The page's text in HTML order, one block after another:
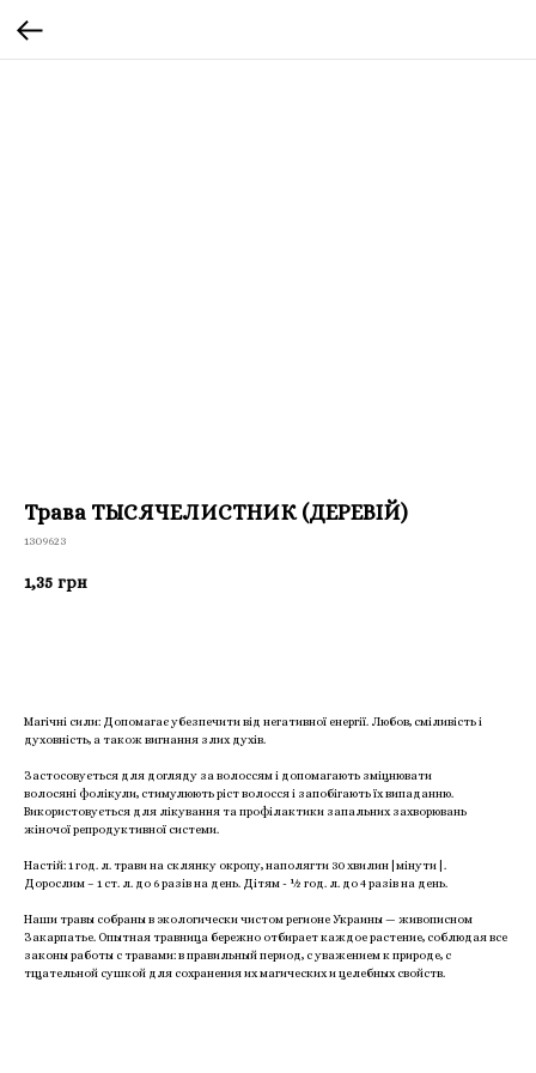
Трава ТЫСЯЧЕЛИСТНИК (ДЕРЕВІЙ)
1309623
1,35 грн
Магічні сили: Допомагає убезпечити від негативної енергії. Любов, сміливість і
духовність, а також вигнання злих духів.
Застосовується для догляду за волоссям і допомагають зміцнювати
волосяні фолікули, стимулюють ріст волосся і запобігають їх випаданню.
Використовується для лікування та профілактики запальних захворювань
жіночої репродуктивної системи.
Настій: 1 год. л. трави на склянку окропу, наполягти 30 хвилин|мінути|.
Дорослим – 1 ст. л. до 6 разів на день. Дітям - ½ год. л. до 4 разів на день.
Наши травы собраны в экологически чистом регионе Украины — живописном
Закарпатье. Опытная травница бережно отбирает каждое растение, соблюдая все
законы работы с травами: в правильный период, с уважением к природе, с
тщательной сушкой для сохранения их магических и целебных свойств.